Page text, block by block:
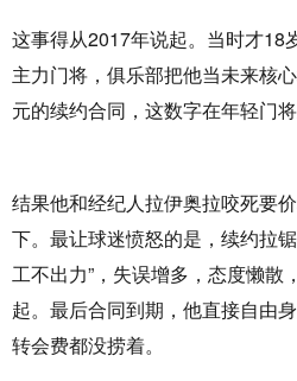
这事得从2017年说起。当时才18
主力门将，俱乐部把他当未来核
元的续约合同，这数字在年轻门将
结果他和经纪人拉伊奥拉咬死要
下。最让球迷愤怒的是，续约拉
工不出力”，失误增多，态度懒散
起。最后合同到期，他直接自由
转会费都没捞着。